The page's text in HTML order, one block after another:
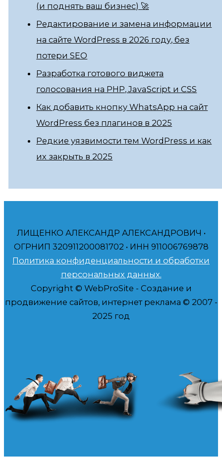
(и поднять ваш бизнес) 🚀
Редактирование и замена информации
на сайте WordPress в 2026 году, без
потери SEO
Разработка готового виджета
голосования на PHP, JavaScript и CSS
Как добавить кнопку WhatsApp на сайт
WordPress без плагинов в 2025
Редкие уязвимости тем WordPress и как
их закрыть в 2025
ЛИЩЕНКО АЛЕКСАНДР АЛЕКСАНДРОВИЧ •
ОГРНИП 320911200081702 • ИНН 911006769878
Политика конфиденциальности и обработки
персональных данных.
Copyright © WebProSite - Создание и
продвижение сайтов, интернет реклама © 2007 -
2025 год